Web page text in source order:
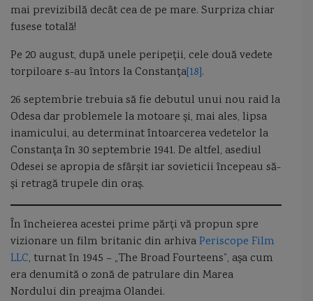
mai previzibilă decât cea de pe mare. Surpriza chiar
fusese totală!
Pe 20 august, după unele peripeții, cele două vedete
torpiloare s-au întors la Constanța[18].
26 septembrie trebuia să fie debutul unui nou raid la
Odesa dar problemele la motoare și, mai ales, lipsa
inamicului, au determinat întoarcerea vedetelor la
Constanța în 30 septembrie 1941. De altfel, asediul
Odesei se apropia de sfârșit iar sovieticii începeau să-
și retragă trupele din oraș.
În încheierea acestei prime părți vă propun spre
vizionare un film britanic din arhivaPeriscope Film
LLC, turnat în 1945 – „The Broad Fourteens”, așa cum
era denumită o zonă de patrulare din Marea
Nordului din preajma Olandei.